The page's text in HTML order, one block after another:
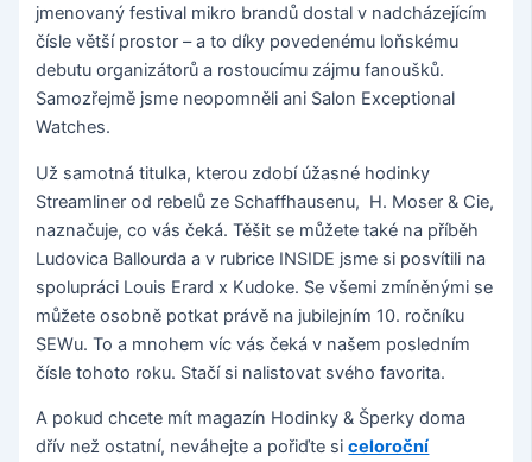
jmenovaný festival mikro brandů dostal v nadcházejícím
čísle větší prostor – a to díky povedenému loňskému
debutu organizátorů a rostoucímu zájmu fanoušků.
Samozřejmě jsme neopomněli ani Salon Exceptional
Watches.
Už samotná titulka, kterou zdobí úžasné hodinky
Streamliner od rebelů ze Schaffhausenu, H. Moser & Cie,
naznačuje, co vás čeká. Těšit se můžete také na příběh
Ludovica Ballourda a v rubrice INSIDE jsme si posvítili na
spolupráci Louis Erard x Kudoke. Se všemi zmíněnými se
můžete osobně potkat právě na jubilejním 10. ročníku
SEWu. To a mnohem víc vás čeká v našem posledním
čísle tohoto roku. Stačí si nalistovat svého favorita.
A pokud chcete mít magazín Hodinky & Šperky doma
dřív než ostatní, neváhejte a pořiďte siceloroční